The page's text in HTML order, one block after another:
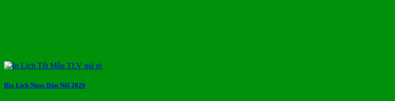
Bìa Lịch Ngọc Dán Nổi 2026